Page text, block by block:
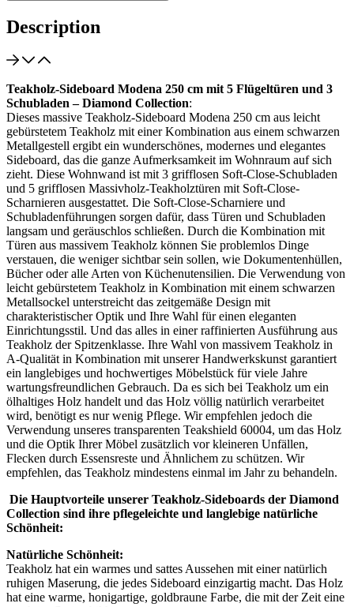
Description
Teakholz-Sideboard Modena 250 cm mit 5 Flügeltüren und 3
Schubladen – Diamond Collection:
Dieses massive Teakholz-Sideboard Modena 250 cm aus leicht
gebürstetem Teakholz mit einer Kombination aus einem schwarzen
Metallgestell ergibt ein wunderschönes, modernes und elegantes
Sideboard, das die ganze Aufmerksamkeit im Wohnraum auf sich
zieht. Diese Wohnwand ist mit 3 grifflosen Soft-Close-Schubladen
und 5 grifflosen Massivholz-Teakholztüren mit Soft-Close-
Scharnieren ausgestattet. Die Soft-Close-Scharniere und
Schubladenführungen sorgen dafür, dass Türen und Schubladen
langsam und geräuschlos schließen. Durch die Kombination mit
Türen aus massivem Teakholz können Sie problemlos Dinge
verstauen, die weniger sichtbar sein sollen, wie Dokumentenhüllen,
Bücher oder alle Arten von Küchenutensilien. Die Verwendung von
leicht gebürstetem Teakholz in Kombination mit einem schwarzen
Metallsockel unterstreicht das zeitgemäße Design mit
charakteristischer Optik und Ihre Wahl für einen eleganten
Einrichtungsstil. Und das alles in einer raffinierten Ausführung aus
Teakholz der Spitzenklasse. Ihre Wahl von massivem Teakholz in
A-Qualität in Kombination mit unserer Handwerkskunst garantiert
ein langlebiges und hochwertiges Möbelstück für viele Jahre
wartungsfreundlichen Gebrauch. Da es sich bei Teakholz um ein
ölhaltiges Holz handelt und das Holz völlig natürlich verarbeitet
wird, benötigt es nur wenig Pflege. Wir empfehlen jedoch die
Verwendung unseres transparenten Teakshield 60004, um das Holz
und die Optik Ihrer Möbel zusätzlich vor kleineren Unfällen,
Flecken durch Essensreste und Ähnlichem zu schützen. Wir
empfehlen, das Teakholz mindestens einmal im Jahr zu behandeln.
Die Hauptvorteile unserer Teakholz-Sideboards der Diamond
Collection sind ihre pflegeleichte und langlebige natürliche
Schönheit:
Natürliche Schönheit:
Teakholz hat ein warmes und sattes Aussehen mit einer natürlich
ruhigen Maserung, die jedes Sideboard einzigartig macht. Das Holz
hat eine warme, honigartige, goldbraune Farbe, die mit der Zeit eine